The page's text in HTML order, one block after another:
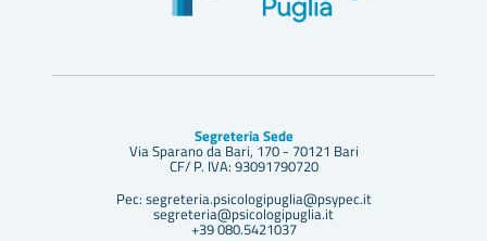
Segreteria Sede
Via Sparano da Bari, 170 - 70121 Bari
CF/ P. IVA: 93091790720
Pec: segreteria.psicologipuglia@psypec.it
segreteria@psicologipuglia.it
+39 080.5421037